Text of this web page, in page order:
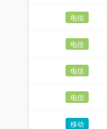
电信
电信
电信
电信
移动